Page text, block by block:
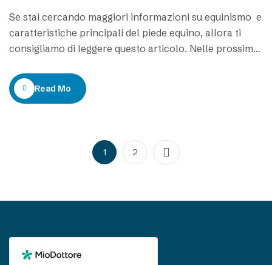
Se stai cercando maggiori informazioni su equinismo e
caratteristiche principali del piede equino, allora ti
consigliamo di leggere questo articolo. Nelle prossime
problematica, da cosa sia causata e quali siano le
principali soluzioni. Il piede equino è una deformità
Read More
1 2